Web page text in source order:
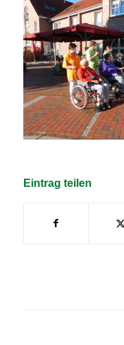
Eintrag teilen